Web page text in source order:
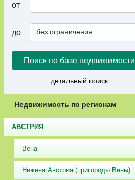
от
до без ограничения
Поиск по базе недвижимости
детальный поиск
Недвижимость по регионам
АВСТРИЯ
Вена
Нижняя Австрия (пригороды Вены)